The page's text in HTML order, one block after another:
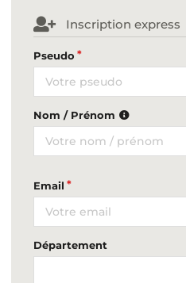
Inscription express
Pseudo
Nom / Prénom
Email
Département